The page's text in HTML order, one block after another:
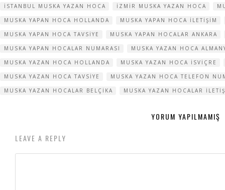
ISTANBUL MUSKA YAZAN HOCA
IZMIR MUSKA YAZAN HOCA
MUSKA YAPAN HOCA HOLLANDA
MUSKA YAPAN HOCA ILETIŞIM
MUSKA YAPAN HOCA TAVSIYE
MUSKA YAPAN HOCALAR ANKARA
MUSKA YAPAN HOCALAR NUMARASI
MUSKA YAZAN HOCA
MUSKA YAZAN HOCA HOLLANDA
MUSKA YAZAN HOCA ISVIÇRE
MUSKA YAZAN HOCA TAVSIYE
MUSKA YAZAN HOCA TELEFON
MUSKA YAZAN HOCALAR BELÇIKA
MUSKA YAZAN HOCALAR
YORUM YAPILMAMIŞ
LEAVE A REPLY